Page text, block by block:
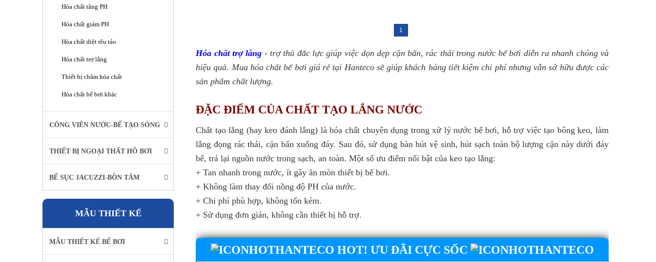
Hóa chất tăng PH
Hóa chất giảm PH
Hóa chất diệt rêu tảo
Hóa chất trợ lắng
Thiết bị châm hóa chất
Hóa chất bể bơi khác
CÔNG VIÊN NƯỚC-BỂ TẠO SÓNG
THIẾT BỊ NGOẠI THẤT HỒ BƠI
BỂ SỤC JACUZZI-BỒN TẮM
MẪU THIẾT KẾ
MẪU THIẾT KẾ BỂ BƠI
1
Hóa chất trợ lắng - trợ thủ đắc lực giúp việc dọn dẹp cặn bẩn, rác thải trong nước bể bơi diễn ra nhanh chóng và
hiệu quả. Mua hóa chất bể bơi giá rẻ tại Hanteco sẽ giúp khách hàng tiết kiệm chi phí nhưng vẫn sở hữu được các
sản phẩm chất lượng.
ĐẶC ĐIỂM CỦA CHẤT TẠO LẮNG NƯỚC
Chất tạo lắng (hay keo đánh lắng) là hóa chất chuyên dụng trong xử lý nước bể bơi, hỗ trợ việc tạo bông keo, làm
lắng đọng rác thải, cặn bẩn xuống đáy. Sau đó, sử dụng bàn hút vệ sinh, hút sạch toàn bộ lượng cặn này dưới đáy
bể, trả lại nguồn nước trong sạch, an toàn. Một số ưu điểm nổi bật của keo tạo lắng:
+ Tan nhanh trong nước, ít gây ăn mòn thiết bị bể bơi.
+ Không làm thay đổi nồng độ PH của nước.
+ Chi phí phù hợp, không tốn kém.
+ Sử dụng đơn giản, không cần thiết bị hỗ trợ.
HOT! ƯU ĐÃI CỰC SỐC